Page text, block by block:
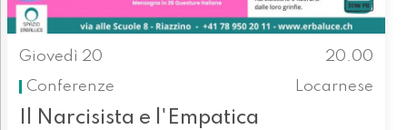
Giovedì 20
20.00
Conferenze
Locarnese
Il Narcisista e l'Empatica